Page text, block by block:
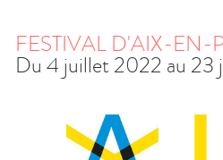
FESTIVAL D'AIX-EN-
Du 4 juillet 2022 au 23